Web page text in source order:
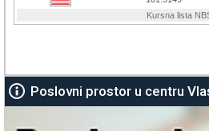
Poslovni prostor u centru